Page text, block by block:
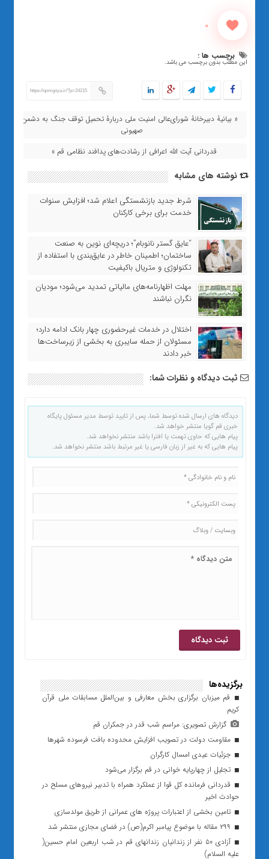
0
برچسب ها :
این مطلب بدون برچسب می باشد.
https://qomgoya.ir/?p=24215
« بیانیۀ دبیرخانۀ شورای‌عالی امنیت ملی دربارۀ تحمیل توقف جنگ به دشمن
صهیونی
قدردانی آیت الله اعرافی از رشادت‌های پدافند نظامی قم »
نوشته های مشابه
شرط جدید بازنشستگی اعلام شد؛ افزایش سنوات
خدمت برای برخی کارکنان
“عایق گستر نانوبام”؛ دریچه‌ای نوین به صنعت
ساختمان؛ اطمینان خاطر در عایق‌بندی با استفاده از
تکنولوژی و متریال باکیفیت
مهلت اظهارنامه‌های مالیاتی تمدید می‌شود؛ مودیان
نگران نباشند
اختلال در خدمات غیرحضوری چهار بانک ادامه دارد؛
مسئولان از حمله سایبری به بخشی از زیرساخت‌ها
خبر دادند
ثبت دیدگاه و نظرات شما:
دیدگاه های ارسال شده توسط شما، پس از تایید توسط مدیر مسئول پایگاه
خبری قم گویا منتشر خواهد شد.
پیام هایی که حاوی تهمت یا افترا باشد منتشر نخواهد شد.
پیام هایی که به غیر از زبان فارسی یا غیر مرتبط باشد منتشر نخواهد شد.
برگزیده‌ها
قم میزبان برگزاری بخش معارفی و بین‌الملل مسابقات ملی قرآن
کریم
گزارش تصویری: مراسم شب قدر در جمکران قم
مقاومت دولت در تصویب افزایش محدوده بافت فرسوده شهرها
جزئیات عیدی امسال کارگران
تجلیل از چهارپایه خوانی در قم برگزار می‌شود
قدردانی فرمانده کل قوا از عملکرد همراه با تدبیر نیروهای مسلح در
حوادث اخیر
تامین بخشی از اعتبارات پروژه های عمرانی از طریق مولدسازی
آزادی ۵۰ نفر از زندانیان زندانهای قم در شب اربعین امام حسین(
علیه السلام)